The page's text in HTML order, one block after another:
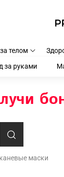
телом
за руками
маски